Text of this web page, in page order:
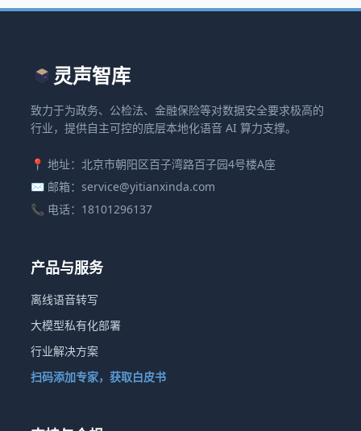
灵声智库
致力于为政务、公检法、金融保险等对数据安全要求极高的
行业，提供自主可控的底层本地化语音 AI 算力支撑。
📍 地址：北京市朝阳区百子湾路百子园4号楼A座
✉️ 邮箱：service@yitianxinda.com
📞 电话：18101296137
产品与服务
离线语音转写
大模型私有化部署
行业解决方案
扫码添加专家，获取白皮书